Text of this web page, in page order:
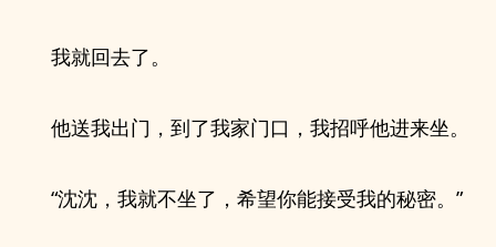
我就回去了。
他送我出门，到了我家门口，我招呼他进来坐。
“沈沈，我就不坐了，希望你能接受我的秘密。”